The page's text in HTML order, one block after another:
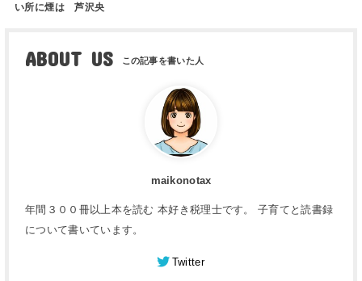
い所に煙は 芦沢央
ABOUT US
maikonotax
年間３００冊以上本を読む 本好き税理士です。 子育てと読書録
について書いています。
Twitter